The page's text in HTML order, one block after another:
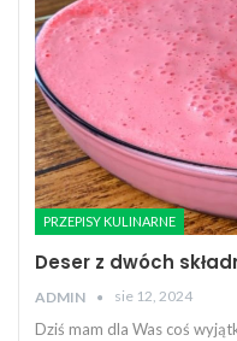
PRZEPISY KULINARNE
Deser z dwóch
ADMIN sie 12, 2024
Dziś mam dla Was coś